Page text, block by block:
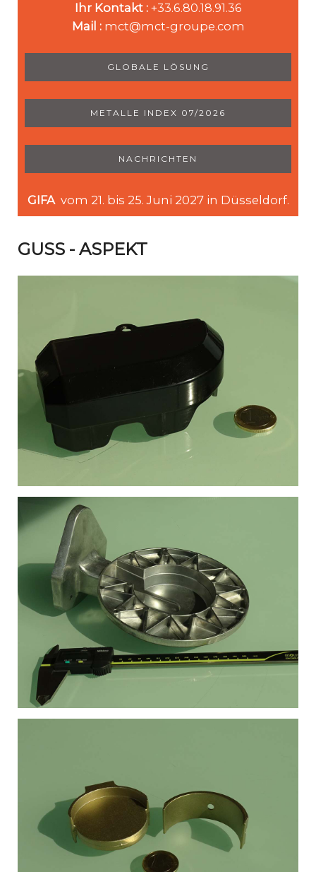
GUSS - ASPEKT
Ihr Kontakt : +33.6.80.18.91.36
Mail : mct@mct-groupe.com
GLOBALE LÖSUNG
METALLE INDEX 07/2026
NACHRICHTEN
GIFA vom 21. bis 25. Juni 2027 in Düsseldorf.